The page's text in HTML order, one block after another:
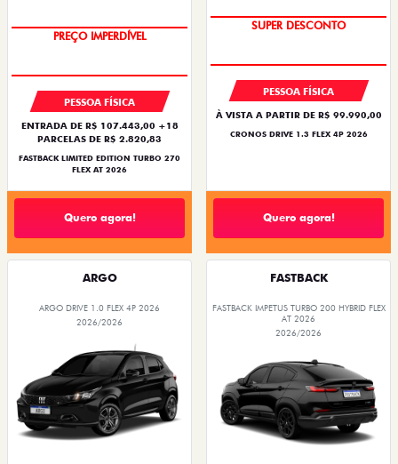
PREÇO IMPERDÍVEL
PESSOA FÍSICA
ENTRADA DE R$ 107.443,00 +18
PARCELAS DE R$ 2.820,83
FASTBACK LIMITED EDITION TURBO 270
FLEX AT 2026
Quero agora!
SUPER DESCONTO
PESSOA FÍSICA
À VISTA A PARTIR DE R$ 99.990,00
CRONOS DRIVE 1.3 FLEX 4P 2026
Quero agora!
ARGO
ARGO DRIVE 1.0 FLEX 4P 2026
2026/2026
FASTBACK
FASTBACK IMPETUS TURBO 200 HYBRID FLEX
AT 2026
2026/2026